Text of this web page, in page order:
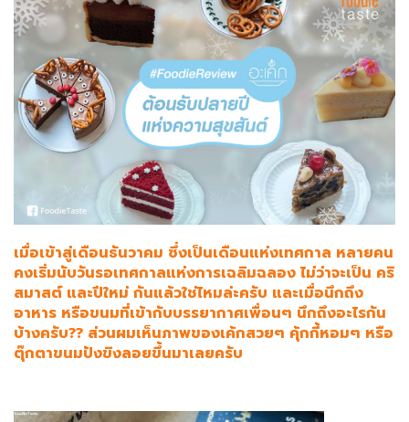
เมื่อเข้าสู่เดือนธันวาคม ซึ่งเป็นเดือนแห่งเทศกาล หลายคน
คงเริ่มนับวันรอเทศกาลแห่งการเฉลิมฉลอง ไม่ว่าจะเป็น คริ
สมาสต์ และปีใหม่ กันแล้วใช่ไหมล่ะครับ และเมื่อนึกถึง
อาหาร หรือขนมที่เข้ากับบรรยากาศเพื่อนๆ นึกถึงอะไรกัน
บ้างครับ?? ส่วนผมเห็นภาพของเค้กสวยๆ คุ้กกี้หอมๆ หรือ
ตุ๊กตาขนมปังขิงลอยขึ้นมาเลยครับ